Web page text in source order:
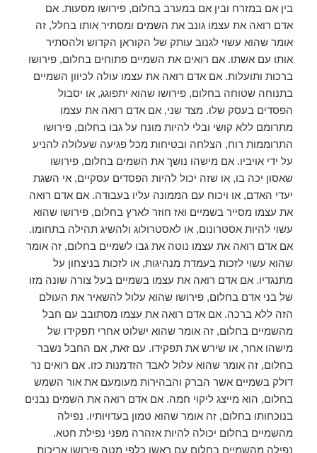
בין אם במזרח ובין אם במערב בחלום, פירושו מסעות. אם
אדם רואה את עצמו גונב את השמים ומסתיר אותו בחלל, זה
אומר שהוא עשוי לגנוב עותק של הקוראן הקדוש ולהסתיר
אותו עם אשתו. אם רואים את השמיים פתוחים בחלום, פירושו
ברכות ותועלות. אם אדם רואה את עצמו עולה לכיוון השמיים
בתנוחה שטוחה בחלום, פירושו שהוא יתפוגג, או יסבול
הפסדים בעסק שלו. מצד שני, אם אדם רואה את עצמו
מתרומם ללא קושי ובלי להיות מונח על גבו בחלום, פירושו
התרוממות רוח, הצלחה ובטיחות מכל פגיעה שעלולה להניע
על ידי אויביו. אם מישהו נושך את השמים בחלום, פירושו
שאסון יכה בו, או שזה יכול להיות הפסדים עסקיים, אי השגת
יעדי האדם, או ויכוח עם הממונה עליו בעבודה. אם אדם רואה
את עצמו מסייר בשמיים ואז חוזר לארץ בחלום, פירושו שהוא
עשוי להיות אסטרונום, או לאסטרולוג ולהשיג תהילה בתחומו.
אם אדם רואה את עצמו נוטה את גבו לשמיים בחלום, זה אומר
שהוא עשוי לזכות בעמדת מנהיגות, או לזכות בניצחון על
מתנגדיו. אם אדם רואה את עצמו בשמיים בעל צורה שונה מזו
של בני אדם בחלום, פירושו שהוא עלול להשאיר את העולם
הזה ללא ברכה. אם אדם רואה את עצמו מסתובב עם חבל
מהשמיים בחלום, זה אומר שהוא ישלוט אחרי תפקידו של
מישהו אחר, או שירש את תפקידו. עם זאת, אם החבל נשבר
בחלום, זה אומר שהוא עלול לאבד הזדמנות כזו. אם רואים נר
דולק בשמיים אשר הברק והבהירות מעומעם את אור השמש
בחלום, הוא מייצג ליקוי חמה. אם אדם רואה את השמים נבנים
בנוכחותו בחלום, זה אומר שהוא טמון בעדויותיו. נפילה
מהשמיים בחלום יכולה להיות אזהרה מפני נפילת חטא.
נפילה מהשמיים בחלום עם ראשו כלפי מטה פירושו אריכות